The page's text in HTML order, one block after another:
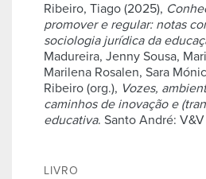
Ribeiro, Tiago (2025),
promover e regular: notas
sociologia jurídica da
Madureira, Jenny Sousa,
Marilena Rosalen, Sara
Ribeiro (org.), Vozes,
caminhos de inovação e
educativa. Santo André: V&V
LIVRO